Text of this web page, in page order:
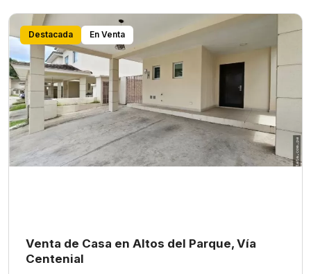
Destacada En Venta
Venta de Casa en Altos del Parque, Vía
Centenial